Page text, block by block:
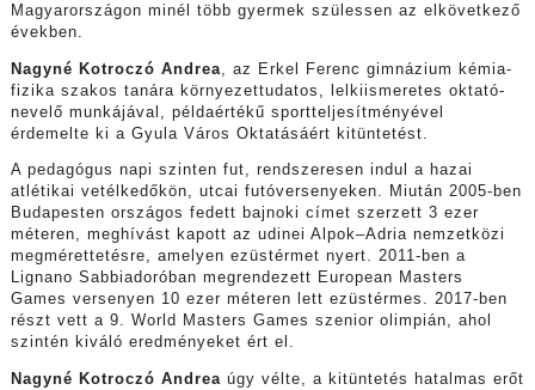
Magyarországon minél több gyermek szülessen az elkövetkező
években.
Nagyné Kotroczó Andrea, az Erkel Ferenc gimnázium kémia-
fizika szakos tanára környezettudatos, lelkiismeretes oktató-
nevelő munkájával, példaértékű sportteljesítményével
érdemelte ki a Gyula Város Oktatásáért kitüntetést.
A pedagógus napi szinten fut, rendszeresen indul a hazai
atlétikai vetélkedőkön, utcai futóversenyeken. Miután 2005-ben
Budapesten országos fedett bajnoki címet szerzett 3 ezer
méteren, meghívást kapott az udinei Alpok–Adria nemzetközi
megmérettetésre, amelyen ezüstérmet nyert. 2011-ben a
Lignano Sabbiadoróban megrendezett European Masters
Games versenyen 10 ezer méteren lett ezüstérmes. 2017-ben
részt vett a 9. World Masters Games szenior olimpián, ahol
szintén kiváló eredményeket ért el.
Nagyné Kotroczó Andreaúgy vélte, a kitüntetés hatalmas erőt